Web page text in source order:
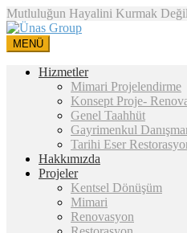
Mutluluğun Hayalini Kurmak
MENÜ
Hizmetler
Mimari Projelendirme
Konsept Proje-
Genel Taahhüt
Gayrimenkul
Tarihi Eser
Hakkımızda
Projeler
Kentsel Dönüşüm
Mimari
Renovasyon